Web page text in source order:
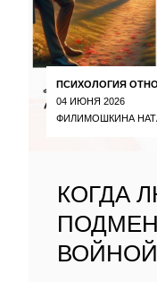
ПСИХОЛОГИЯ
04 ИЮНЯ 2026
ФИЛИМОШКИНА
КОГДА
ВОЙНОЙ